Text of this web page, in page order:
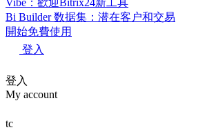
Vibe：歡迎Bitrix24新工具
Bi Builder 数据集：潜在客户和交易
開始免費使用
登入
登入
My account
tc